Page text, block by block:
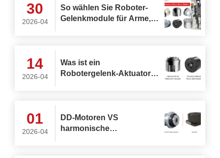
30
2026-04
So wählen Sie Roboter-
Gelenkmodule für Arme,
14
2026-04
Was ist ein
Robotergelenk-Aktuator?
aus?
01
2026-04
DD-Motoren VS
harmonische